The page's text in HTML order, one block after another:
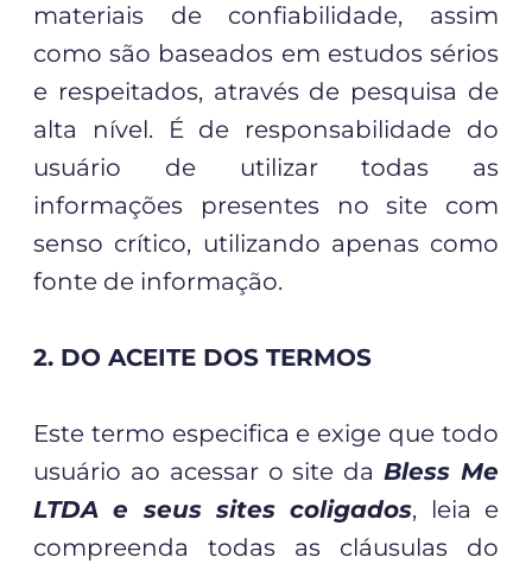
materiais de confiabilidade, assim
como são baseados em estudos sérios
e respeitados, através de pesquisa de
alta nível. É de responsabilidade do
usuário de utilizar todas as
informações presentes no site com
senso crítico, utilizando apenas como
fonte de informação.
2. DO ACEITE DOS TERMOS
Este termo especifica e exige que todo
usuário ao acessar o site daBless Me
LTDA e seus sites coligados, leia e
compreenda todas as cláusulas do